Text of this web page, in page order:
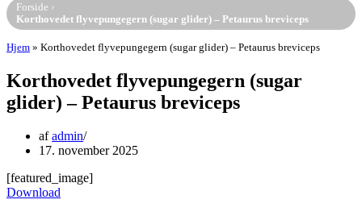
Forside ›
Korthovedet flyvepungegern (sugar glider) – Petaurus breviceps
Hjem » Korthovedet flyvepungegern (sugar glider) – Petaurus breviceps
Korthovedet flyvepungegern (sugar
glider) – Petaurus breviceps
afadmin
17. november 2025
[featured_image]
Download